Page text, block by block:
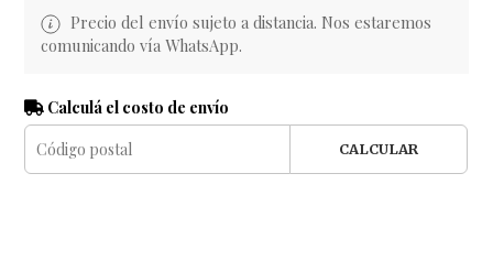
Precio del envío sujeto a distancia. Nos estaremos
comunicando vía WhatsApp.
Calculá el costo de envío
CALCULAR